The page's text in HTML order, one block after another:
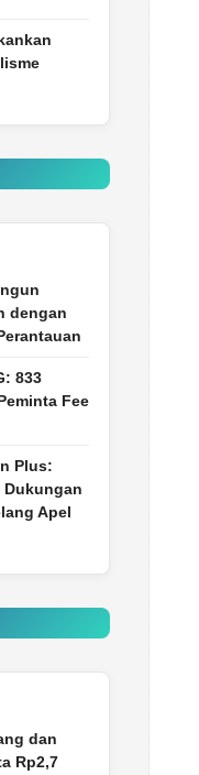
dengan
833
Fee
Plus:
Apel
dan
Rp2,7